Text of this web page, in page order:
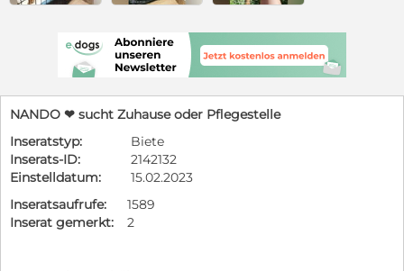
NANDO ❤ sucht Zuhause oder Pflegestelle
Inseratstyp:
Biete
Inserats-ID:
2142132
Einstelldatum:
15.02.2023
Inseratsaufrufe:
1589
Inserat gemerkt:
2